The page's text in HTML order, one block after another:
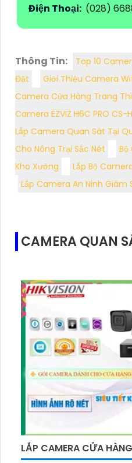
Điện Thoại: (028)
Thông Tin:
Top 10
Đặt
Giới Thiệu Camera
Camera Cửa Hàng Trang
Camera EZVIZ H6C PRO CS-
Lắp Camera Quan Sát Tại
Cho Nông Trại Sắc Nét
Bộ
Kho Xưởng
Lắp Bộ
Lắp Camera An Ninh Giám
CAMERA QUAN
LẮP CAMERA CỬA